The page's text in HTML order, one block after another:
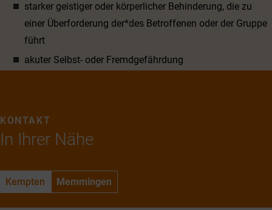
starker geistiger oder körperlicher Behinderung, die zu
einer Überforderung der*des Betroffenen oder der Gruppe
führt
akuter Selbst- oder Fremdgefährdung
In Ihrer Nähe
KONTAKT
Kempten Memmingen